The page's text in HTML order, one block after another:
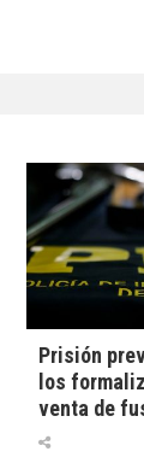
Prisión
los
venta de